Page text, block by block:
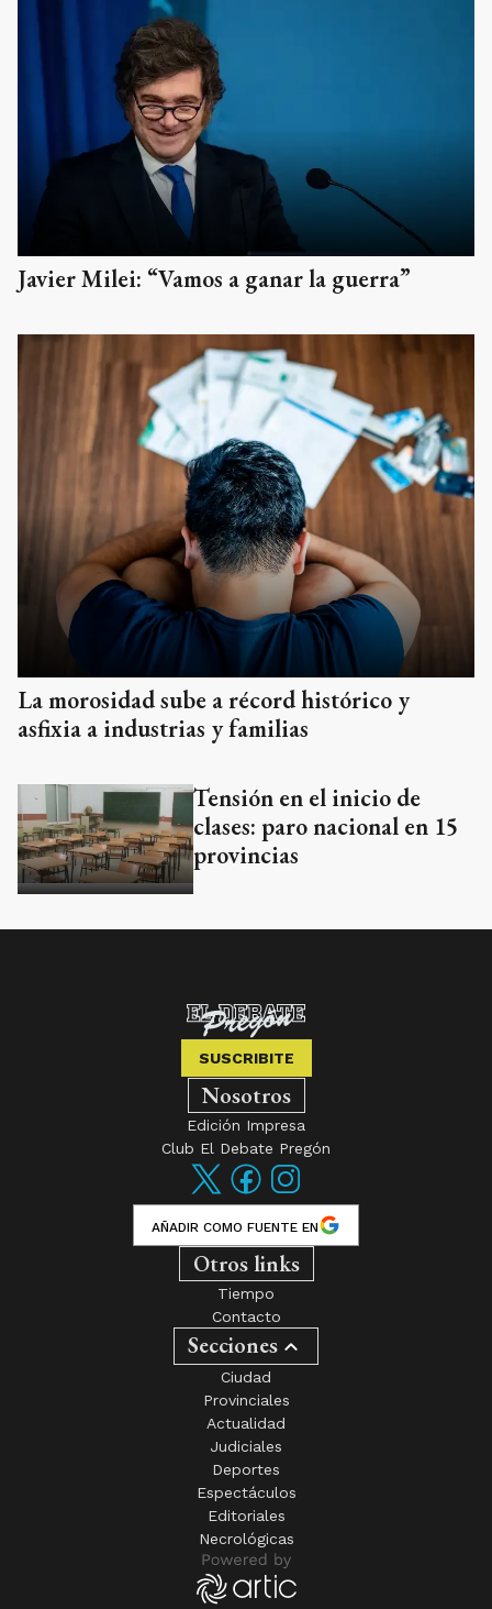
Javier Milei: “Vamos a ganar la guerra”
La morosidad sube a récord histórico y
asfixia a industrias y familias
Tensión en el inicio de
clases: paro nacional en 15
provincias
SUSCRIBITE
Nosotros
Edición Impresa
Club El Debate Pregón
AÑADIR COMO FUENTE EN
Otros links
Tiempo
Contacto
Secciones
Ciudad
Provinciales
Actualidad
Judiciales
Deportes
Espectáculos
Editoriales
Necrológicas